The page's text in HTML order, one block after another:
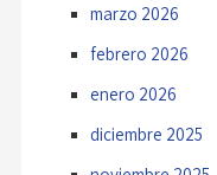
marzo 2026
febrero 2026
enero 2026
diciembre 2025